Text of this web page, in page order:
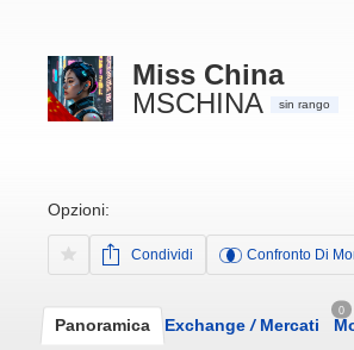
Miss China
MSCHINA
sin rango
Opzioni:
Condividi Confronto Di
Panoramica Exchange /Mercati
0